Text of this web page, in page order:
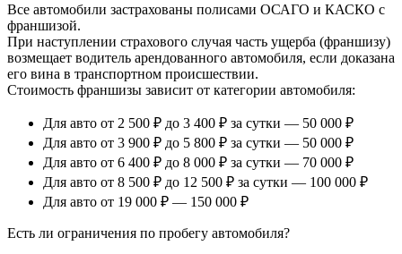
Все автомобили застрахованы полисами ОСАГО и КАСКО с
франшизой.
При наступлении страхового случая часть ущерба (франшизу)
возмещает водитель арендованного автомобиля, если доказана
его вина в транспортном происшествии.
Стоимость франшизы зависит от категории автомобиля:
Для авто от 2 500 ₽ до 3 400 ₽ за сутки — 50 000 ₽
Для авто от 3 900 ₽ до 5 800 ₽ за сутки — 50 000 ₽
Для авто от 6 400 ₽ до 8 000 ₽ за сутки — 70 000 ₽
Для авто от 8 500 ₽ до 12 500 ₽ за сутки — 100 000 ₽
Для авто от 19 000 ₽ — 150 000 ₽
Есть ли ограничения по пробегу автомобиля?